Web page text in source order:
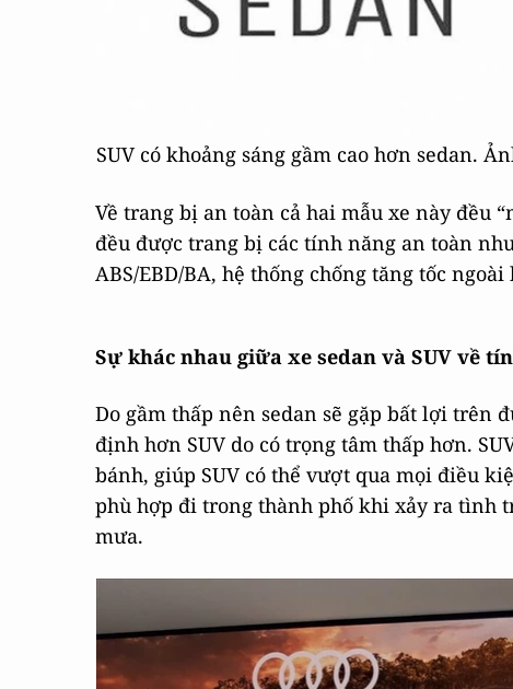
SUV có khoảng sáng gầm cao hơn sedan.
Về trang bị an toàn cả hai mẫu xe này đều
đều được trang bị các tính năng an toàn
ABS/EBD/BA, hệ thống chống tăng tốc
Sự khác nhau giữa xe sedan và SUV về
Do gầm thấp nên sedan sẽ gặp bất lợi trên
định hơn SUV do có trọng tâm thấp hơn.
bánh, giúp SUV có thể vượt qua mọi điều
phù hợp đi trong thành phố khi xảy ra tình
mưa.